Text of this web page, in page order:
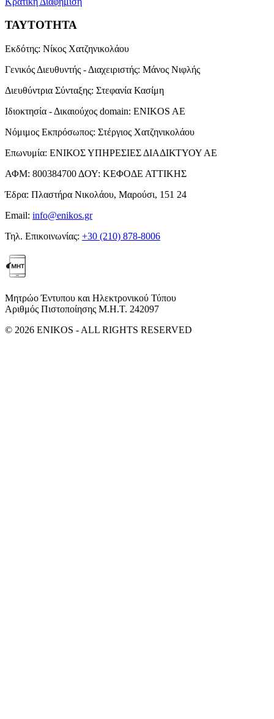
ΤΑΥΤΟΤΗΤΑ
Εκδότης: Νίκος Χατζηνικολάου
Γενικός Διευθυντής - Διαχειριστής: Μάνος Νιφλής
Διευθύντρια Σύνταξης: Στεφανία Κασίμη
Ιδιοκτησία - Δικαιούχος domain: ENIKOS AE
Νόμιμος Εκπρόσωπος: Στέργιος Χατζηνικολάου
Επωνυμία: ΕΝΙΚΟΣ ΥΠΗΡΕΣΙΕΣ ΔΙΑΔΙΚΤΥΟΥ ΑΕ
ΑΦΜ: 800384700 ΔΟΥ: ΚΕΦΟΔΕ ΑΤΤΙΚΗΣ
Έδρα: Πλαστήρα Νικολάου, Μαρούσι, 151 24
Email: info@enikos.gr
Τηλ. Επικοινωνίας: +30 (210) 878-8006
Μητρώο Έντυπου και Ηλεκτρονικού Τύπου
Αριθμός Πιστοποίησης Μ.Η.Τ. 242097
© 2026 ENIKOS - ALL RIGHTS RESERVED